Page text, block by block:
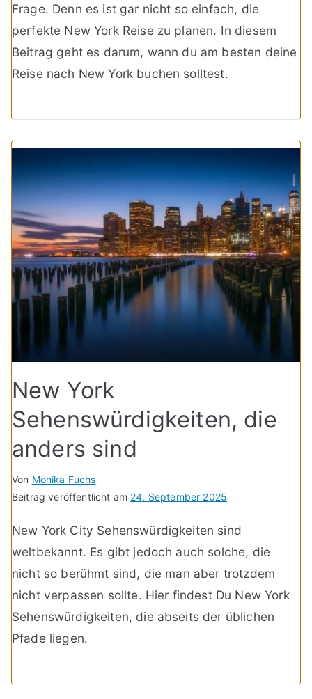
Frage. Denn es ist gar nicht so einfach, die
perfekte New York Reise zu planen. In diesem
Beitrag geht es darum, wann du am besten deine
Reise nach New York buchen solltest.
New York
Sehenswürdigkeiten, die
anders sind
Von Monika Fuchs
Beitrag veröffentlicht am 24. September 2025
New York City Sehenswürdigkeiten sind
weltbekannt. Es gibt jedoch auch solche, die
nicht so berühmt sind, die man aber trotzdem
nicht verpassen sollte. Hier findest Du New York
Sehenswürdigkeiten, die abseits der üblichen
Pfade liegen.